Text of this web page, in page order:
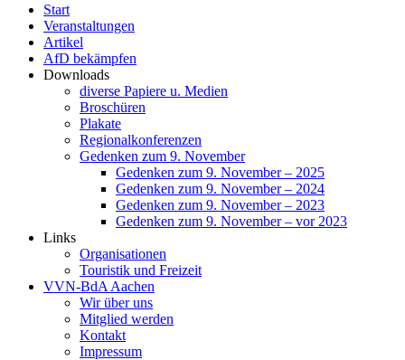
Start
Veranstaltungen
Artikel
AfD bekämpfen
Downloads
diverse Papiere u. Medien
Broschüren
Plakate
Regionalkonferenzen
Gedenken zum 9. November
Gedenken zum 9. November – 2025
Gedenken zum 9. November – 2024
Gedenken zum 9. November – 2023
Gedenken zum 9. November – vor 2023
Links
Organisationen
Touristik und Freizeit
VVN-BdA Aachen
Wir über uns
Mitglied werden
Kontakt
Impressum